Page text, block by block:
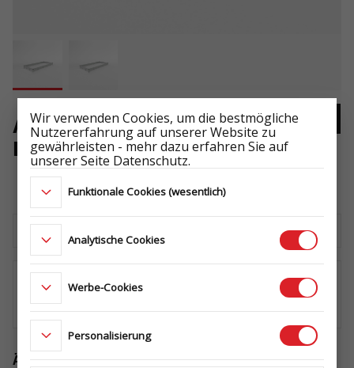
ALUBORDWÄNDE 4520/450
H300
Laden Sie das technische Datenblatt herunter
Ähnliche Produkte
Wir verwenden Cookies, um die bestmögliche
Nutzererfahrung auf unserer Website zu
gewährleisten - mehr dazu erfahren Sie auf
unserer Seite Datenschutz.
Funktionale Cookies (wesentlich)
Analytische Cookies
Werbe-Cookies
Personalisierung